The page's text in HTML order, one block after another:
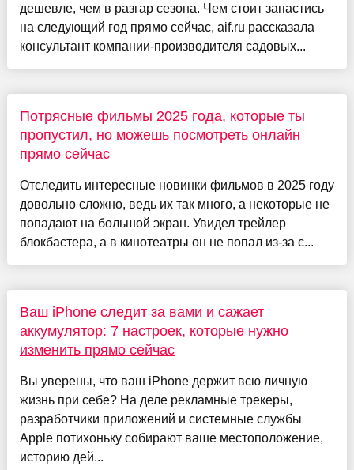
дешевле, чем в разгар сезона. Чем стоит запастись
на следующий год прямо сейчас, aif.ru рассказала
консультант компании-производителя садовых...
Потрясные фильмы 2025 года, которые ты
пропустил, но можешь посмотреть онлайн
прямо сейчас
Отследить интересные новинки фильмов в 2025 году
довольно сложно, ведь их так много, а некоторые не
попадают на большой экран. Увидел трейлер
блокбастера, а в кинотеатры он не попал из-за с...
Ваш iPhone следит за вами и сажает
аккумулятор: 7 настроек, которые нужно
изменить прямо сейчас
Вы уверены, что ваш iPhone держит всю личную
жизнь при себе? На деле рекламные трекеры,
разработчики приложений и системные службы
Apple потихоньку собирают ваше местоположение,
историю дей...